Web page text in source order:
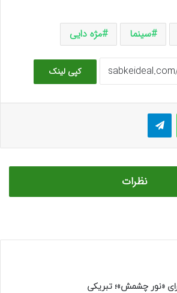
سینما مژه دایی
کپی لینک
واتس آپ تلگرام
نظرات
«نور چشمش»؛ تبریکی